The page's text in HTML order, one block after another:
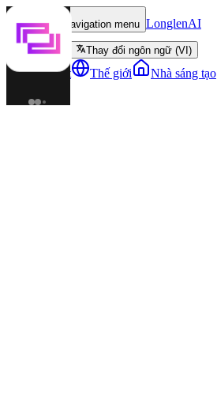
Toggle navigation menu LonglenAI
Thay đổi ngôn ngữ (VI)
Nhân vật Thế giới Nhà sáng tạo